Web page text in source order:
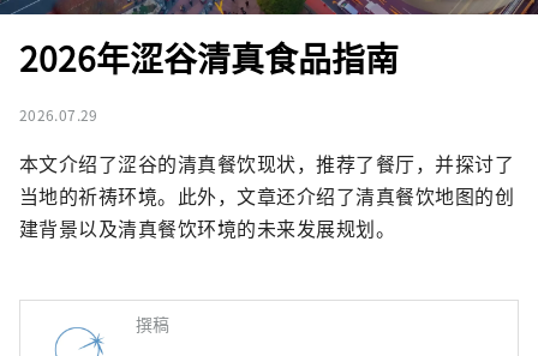
2026年涩谷清真食品指南
2026.07.29
本文介绍了涩谷的清真餐饮现状，推荐了餐厅，并探讨了
当地的祈祷环境。此外，文章还介绍了清真餐饮地图的创
建背景以及清真餐饮环境的未来发展规划。
撰稿